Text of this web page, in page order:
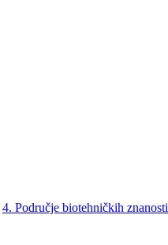
4. Područje biotehničkih znanosti